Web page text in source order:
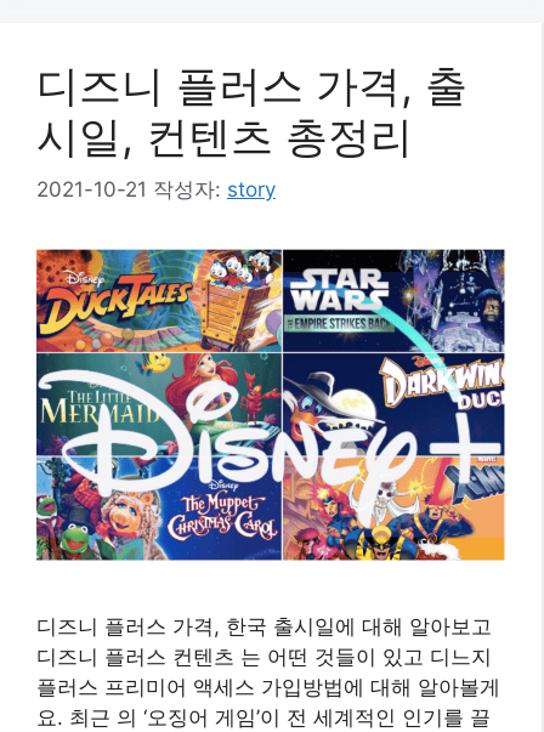
디즈니 플러스 가격, 출
시일, 컨텐츠 총정리
2021-10-21 작성자: story
디즈니 플러스 가격, 한국 출시일에 대해 알아보고
디즈니 플러스 컨텐츠 는 어떤 것들이 있고 디느지
플러스 프리미어 액세스 가입방법에 대해 알아볼게
요. 최근 의 ‘오징어 게임’이 전 세계적인 인기를 끌